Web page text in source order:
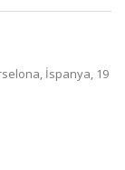
İspanya, 19